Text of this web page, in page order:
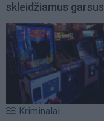
skleidžiamus garsus
Kriminalai